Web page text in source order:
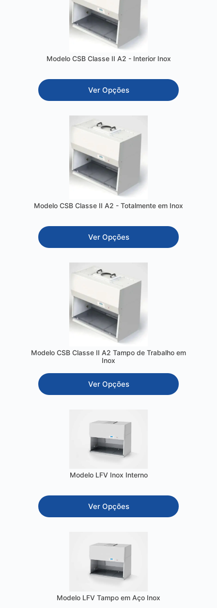
Modelo CSB Classe II A2 - Interior Inox
Ver Opções
Modelo CSB Classe II A2 - Totalmente em Inox
Ver Opções
Modelo CSB Classe II A2 Tampo de Trabalho em
Inox
Ver Opções
Modelo LFV Inox Interno
Ver Opções
Modelo LFV Tampo em Aço Inox